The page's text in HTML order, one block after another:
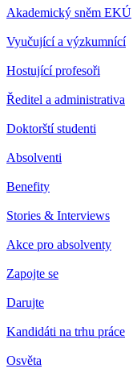
Akademický sněm EKÚ
Vyučující a výzkumnící
Hostující profesoři
Ředitel a administrativa
Doktorští studenti
Absolventi
Benefity
Stories & Interviews
Akce pro absolventy
Zapojte se
Darujte
Kandidáti na trhu práce
Osvěta